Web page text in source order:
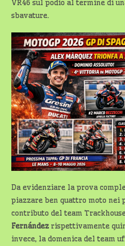
VR46 sul podio al termine di
sbavature.
Da evidenziare la prova
piazzare ben quattro moto nei
contributo del team
Fernández rispettivamente
invece, la domenica del team